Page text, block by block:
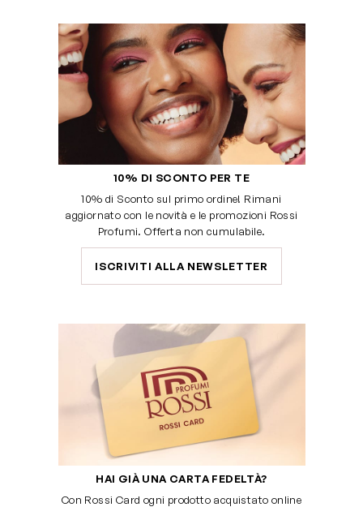
10% DI SCONTO PER TE
10% di Sconto sul primo ordine! Rimani
aggiornato con le novità e le promozioni Rossi
Profumi. Offerta non cumulabile.
ISCRIVITI ALLA NEWSLETTER
HAI GIÀ UNA CARTA FEDELTÀ?
Con Rossi Card ogni prodotto acquistato online